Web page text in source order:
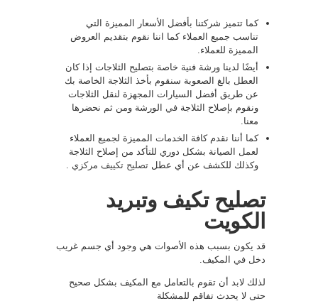
كما تتميز شركتنا بأفضل الأسعار المميزة التي
تناسب جميع العملاء كما اننا نقوم بتقديم العروض
المميزة للعملاء.
أيضًا لدينا ورشة فنية خاصة بتصليح الثلاجات إذا كان
العطل بالغ الصعوبة سنقوم بأخذ الثلاجة الخاصة بك
عن طريق أفضل السيارات المجهزة لنقل الثلاجات
ونقوم بإصلاح الثلاجة في الورشة ومن ثم نحضرها
معنا.
كما أننا نقدم كافة الخدمات المميزة لجميع العملاء
لعمل الصيانة بشكل دوري للتأكد من إصلاح الثلاجة
وكذلك للكشف عن أي عطل تصليح تكييف مركزي
تصليح تكيف وتبريد
الكويت
قد يكون بسبب هذه الأصوات هي وجود أي جسم غريب
دخل في المكيف.
لذلك لابد أن تقوم بالتعامل مع المكيف بشكل صحيح
حتى لا يحدث تفاقم للمشكلة